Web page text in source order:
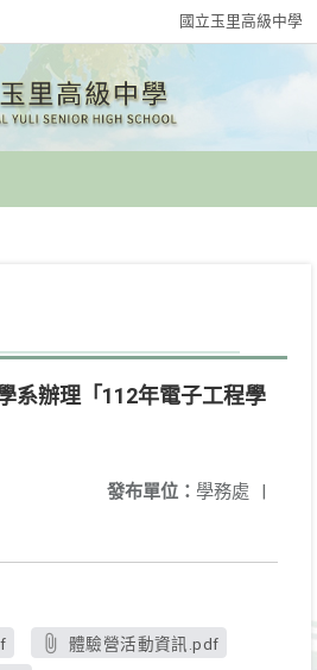
國立玉里高級中學
系辦理「112年電子工程學
發布單位： 學務處 |
體驗營活動資訊.pdf